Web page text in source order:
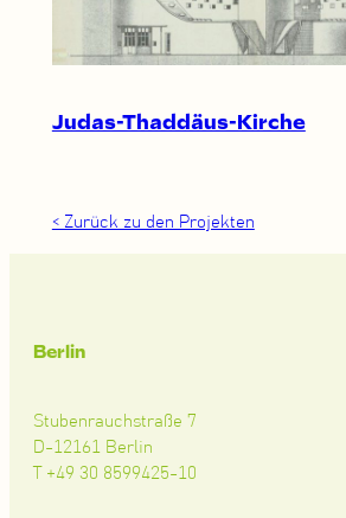
Judas-Thaddäus-Kirche
< Zurück zu den Projekten
Berlin
Stubenrauchstraße 7
D-12161 Berlin
T +49 30 8599425-10